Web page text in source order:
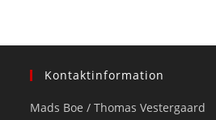
Kontaktinformation
Mads Boe / Thomas Vestergaard